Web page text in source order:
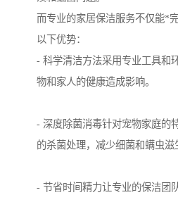
而专业的家居保洁服务不仅能*
以下优势：
- 科学清洁方法采用专业工具和
物和家人的健康造成影响。
- 深度除菌消毒针对宠物家庭的
的杀菌处理，减少细菌和螨虫滋
- 节省时间精力让专业的保洁团